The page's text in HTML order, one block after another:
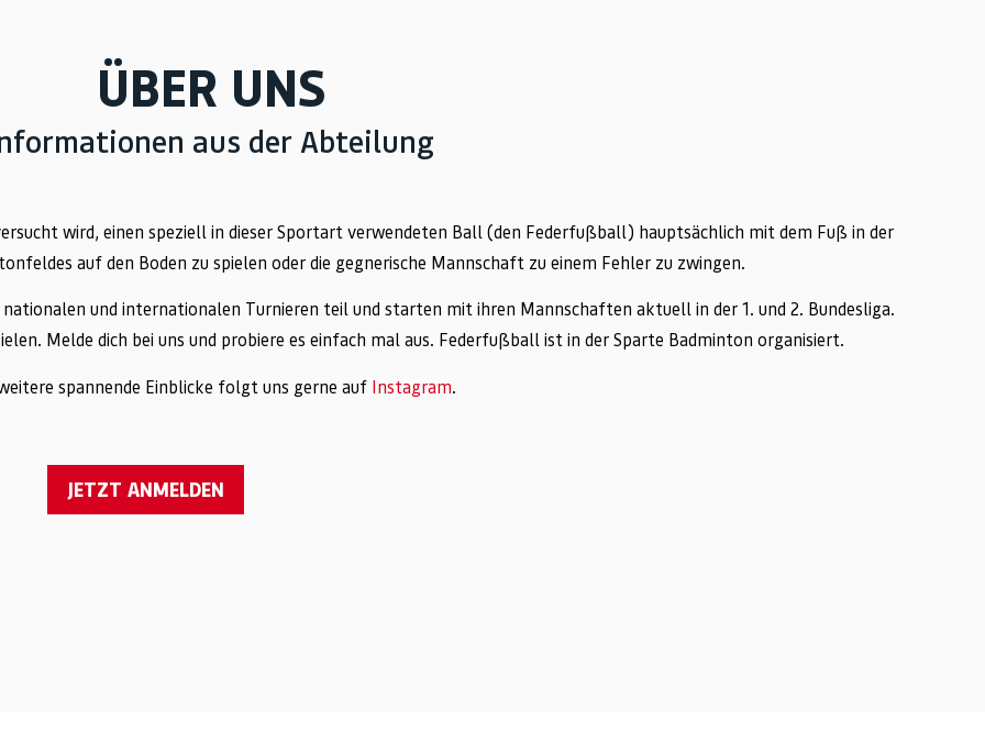
ÜBER UNS
aus der Abteilung
wird, einen speziell in dieser Sportart verwendeten Ball (den Federfußball) hauptsächlich mit dem Fuß in der
auf den Boden zu spielen oder die gegnerische Mannschaft zu einem Fehler zu zwingen.
und internationalen Turnieren teil und starten mit ihren Mannschaften aktuell in der 1. und 2. Bundesliga.
Melde dich bei uns und probiere es einfach mal aus. Federfußball ist in der Sparte Badminton organisiert.
spannende Einblicke folgt uns gerne auf Instagram.
JETZT ANMELDEN